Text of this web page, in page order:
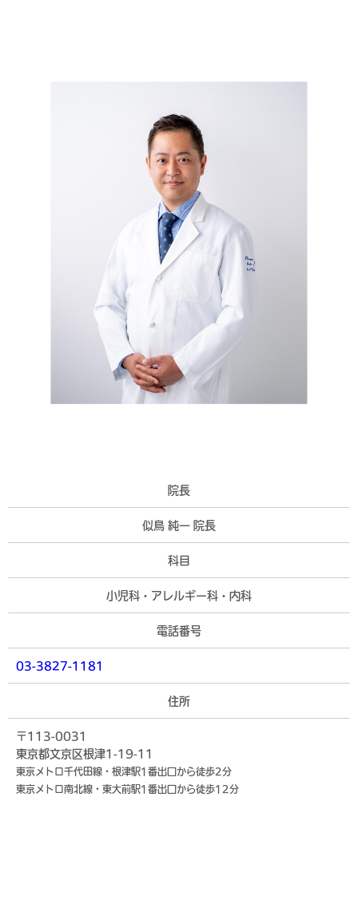
院長
似鳥 純一 院長
科目
小児科・アレルギー科・内科
電話番号
03-3827-1181
住所
〒113-0031
東京都文京区根津1-19-11
東京メトロ千代田線・根津駅1番出口から徒歩2分
東京メトロ南北線・東大前駅1番出口から徒歩12分